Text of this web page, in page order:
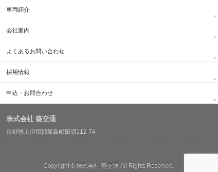
車両紹介
会社案内
よくあるお問い合わせ
採用情報
申込・お問合わせ
株式会社 葵交通
長野県上伊那郡飯島町田切112-74
Copyright ©株式会社 葵交通 All Rights Reserved.